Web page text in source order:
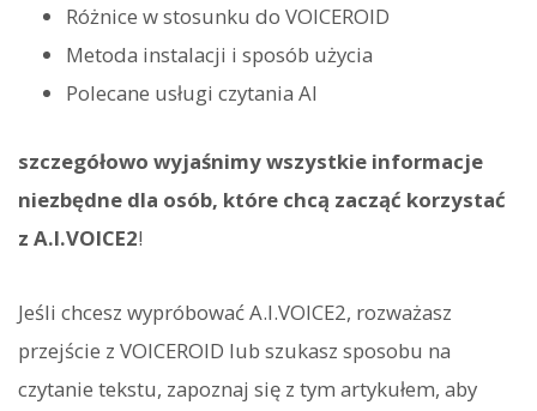
Różnice w stosunku do VOICEROID
Metoda instalacji i sposób użycia
Polecane usługi czytania AI
szczegółowo wyjaśnimy wszystkie informacje
niezbędne dla osób, które chcą zacząć korzystać
z A.I.VOICE2!
Jeśli chcesz wypróbować A.I.VOICE2, rozważasz
przejście z VOICEROID lub szukasz sposobu na
czytanie tekstu, zapoznaj się z tym artykułem, aby